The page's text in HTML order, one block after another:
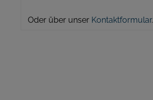
Oder über unser Kontaktformular.